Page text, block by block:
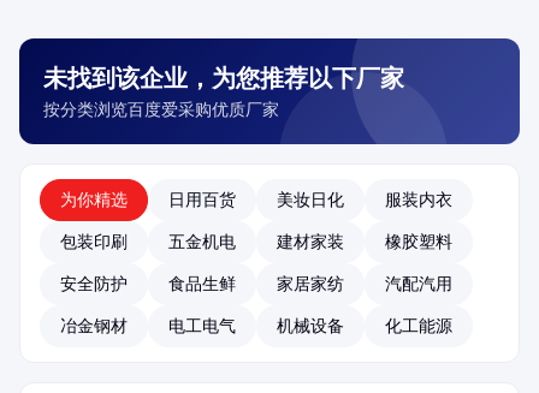
未找到该企业，为您推荐以下厂家
按分类浏览百度爱采购优质厂家
为你精选 日用百货 美妆日化 服装内衣
包装印刷 五金机电 建材家装 橡胶塑料
安全防护 食品生鲜 家居家纺 汽配汽用
冶金钢材 电工电气 机械设备 化工能源